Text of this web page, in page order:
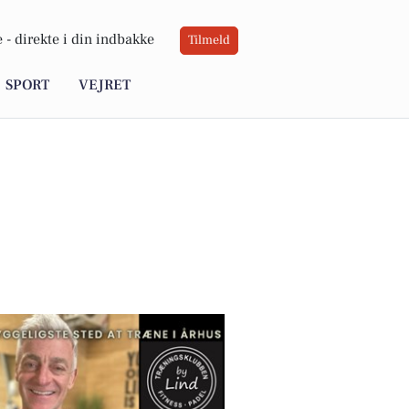
- direkte i din indbakke Tilmeld
SPORT VEJRET